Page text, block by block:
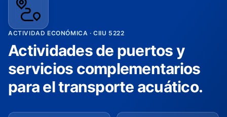
ACTIVIDAD ECONÓMICA · CIIU 5222
Actividades de puertos y
servicios complementarios
para el transporte acuático.